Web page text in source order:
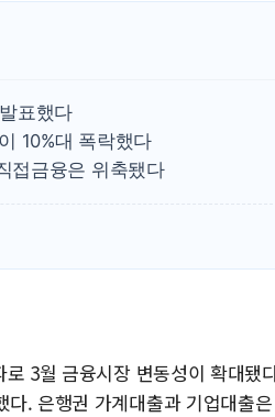
이성
[뉴
인천
해군
여권
표했다
10%대 폭락했다
접금융은 위축됐다
3월 금융시장 변동성이 확대됐
. 은행권 가계대출과 기업대출